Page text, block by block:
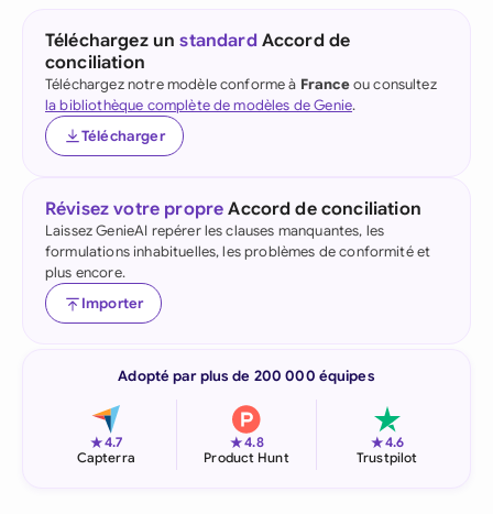
Téléchargez unstandardAccord de
conciliation
Téléchargez notre modèle conforme à Franceou consultez
la bibliothèque complète de modèles de Genie.
Télécharger
Révisez votre propre Accord de conciliation
Laissez GenieAI repérer les clauses manquantes, les
formulations inhabituelles, les problèmes de conformité et
plus encore.
Importer
Adopté par plus de 200 000 équipes
★4.7
Capterra
★4.8
Product Hunt
★4.6
Trustpilot